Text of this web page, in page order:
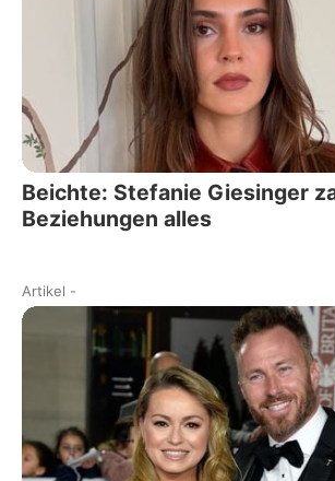
Beichte: Stefanie Giesinger
Beziehungen alles
Artikel -